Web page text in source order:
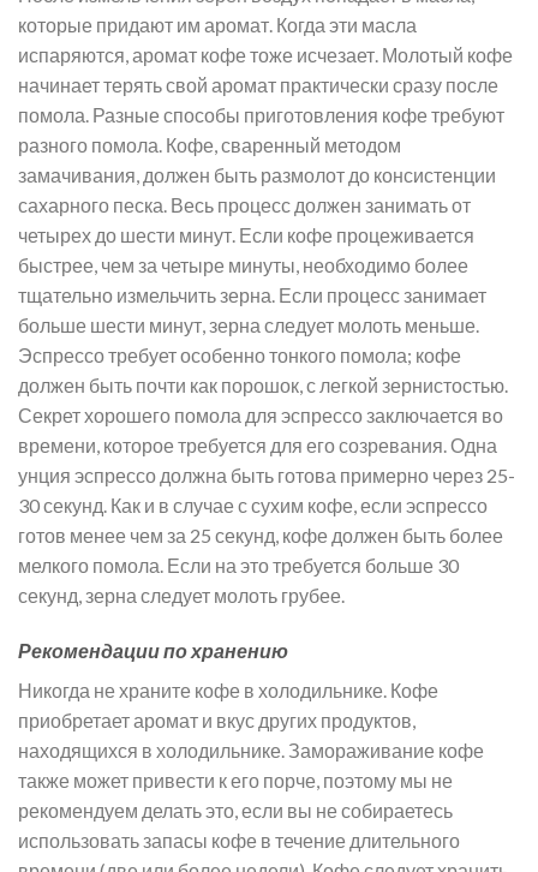
которые придают им аромат. Когда эти масла
испаряются, аромат кофе тоже исчезает. Молотый кофе
начинает терять свой аромат практически сразу после
помола. Разные способы приготовления кофе требуют
разного помола. Кофе, сваренный методом
замачивания, должен быть размолот до консистенции
сахарного песка. Весь процесс должен занимать от
четырех до шести минут. Если кофе процеживается
быстрее, чем за четыре минуты, необходимо более
тщательно измельчить зерна. Если процесс занимает
больше шести минут, зерна следует молоть меньше.
Эспрессо требует особенно тонкого помола; кофе
должен быть почти как порошок, с легкой зернистостью.
Секрет хорошего помола для эспрессо заключается во
времени, которое требуется для его созревания. Одна
унция эспрессо должна быть готова примерно через 25-
30 секунд. Как и в случае с сухим кофе, если эспрессо
готов менее чем за 25 секунд, кофе должен быть более
мелкого помола. Если на это требуется больше 30
секунд, зерна следует молоть грубее.
Рекомендации по хранению
Никогда не храните кофе в холодильнике. Кофе
приобретает аромат и вкус других продуктов,
находящихся в холодильнике. Замораживание кофе
также может привести к его порче, поэтому мы не
рекомендуем делать это, если вы не собираетесь
использовать запасы кофе в течение длительного